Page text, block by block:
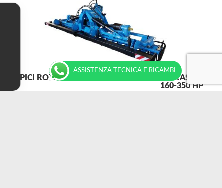
ERPICI ROTANTI PIEGHEVOLI / SERIE MEDIA AS DA
160-350 HP
ASSISTENZA TECNICA E RICAMBI